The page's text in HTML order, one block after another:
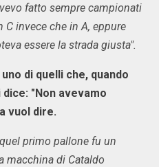
fatto sempre campionati
invece che in A, eppure
essere la strada giusta".
di quelli che, quando
"Non avevamo
vuol dire.
primo pallone fu un
macchina di Cataldo